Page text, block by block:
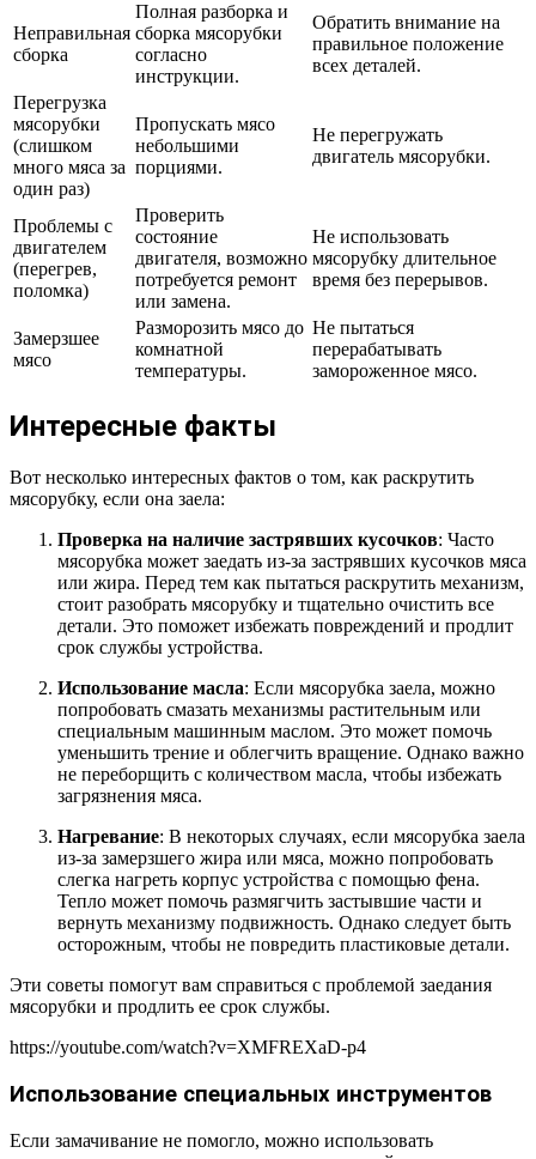
Неправильная
сборка
Полная разборка и
сборка мясорубки
согласно
инструкции.
Обратить внимание на
правильное положение
всех деталей.
Перегрузка
мясорубки
(слишком
много мяса за
один раз)
Пропускать мясо
небольшими
порциями.
Не перегружать
двигатель мясорубки.
Проблемы с
двигателем
(перегрев,
поломка)
Проверить
состояние
двигателя, возможно
потребуется ремонт
или замена.
Не использовать
мясорубку длительное
время без перерывов.
Замерзшее
мясо
Разморозить мясо до
комнатной
температуры.
Не пытаться
перерабатывать
замороженное мясо.
Интересные факты
Вот несколько интересных фактов о том, как раскрутить
мясорубку, если она заела:
Проверка на наличие застрявших кусочков: Часто
мясорубка может заедать из-за застрявших кусочков мяса
или жира. Перед тем как пытаться раскрутить механизм,
стоит разобрать мясорубку и тщательно очистить все
детали. Это поможет избежать повреждений и продлит
срок службы устройства.
Использование масла: Если мясорубка заела, можно
попробовать смазать механизмы растительным или
специальным машинным маслом. Это может помочь
уменьшить трение и облегчить вращение. Однако важно
не переборщить с количеством масла, чтобы избежать
загрязнения мяса.
Нагревание: В некоторых случаях, если мясорубка заела
из-за замерзшего жира или мяса, можно попробовать
слегка нагреть корпус устройства с помощью фена.
Тепло может помочь размягчить застывшие части и
вернуть механизму подвижность. Однако следует быть
осторожным, чтобы не повредить пластиковые детали.
Эти советы помогут вам справиться с проблемой заедания
мясорубки и продлить ее срок службы.
https://youtube.com/watch?v=XMFREXaD-p4
Использование специальных инструментов
Если замачивание не помогло, можно использовать